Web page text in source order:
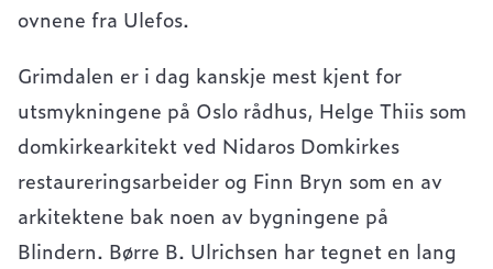
ovnene fra Ulefos.
Grimdalen er i dag kanskje mest kjent for
utsmykningene på Oslo rådhus, Helge Thiis som
domkirkearkitekt ved Nidaros Domkirkes
restaureringsarbeider og Finn Bryn som en av
arkitektene bak noen av bygningene på
Blindern. Børre B. Ulrichsen har tegnet en lang